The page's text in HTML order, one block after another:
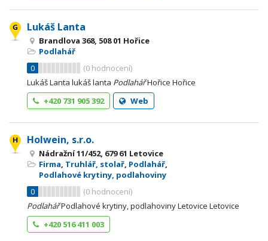
Lukáš Lanta
Brandlova 368, 508 01 Hořice
Podlahář
0
(0 hodnocení)
Lukáš Lanta lukáš lanta PodlahářHořice Hořice
+420 731 905 392
Web
Holwein, s.r.o.
Nádražní 11/452, 679 61 Letovice
Firma, Truhlář, stolař, Podlahář,
Podlahové krytiny, podlahoviny
0
(0 hodnocení)
PodlahářPodlahové krytiny, podlahoviny Letovice Letovice
+420 516 411 003